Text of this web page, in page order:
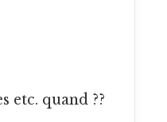
etc. quand ??